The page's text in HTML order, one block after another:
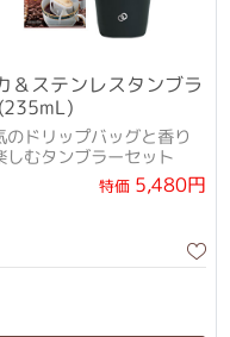
＆ステンレスタンブラ
のドリップバッグと香り
しむタンブラーセット
特価5,480円